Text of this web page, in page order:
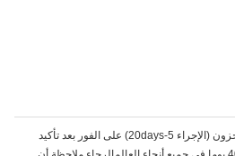
يمكن إنتاج المواد الموجودة في المخزون (الإجراء 5-20days) على الفور بعد تأكيد